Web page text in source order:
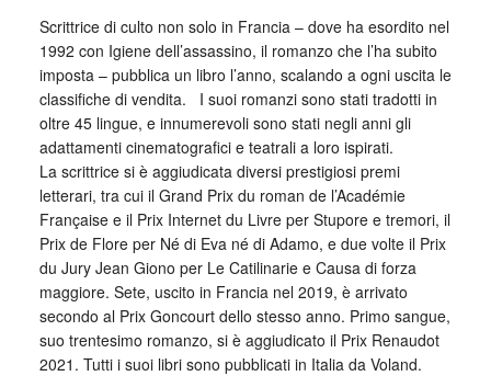
Scrittrice di culto non solo in Francia – dove ha esordito nel
1992 con Igiene dell’assassino, il romanzo che l’ha subito
imposta – pubblica un libro l’anno, scalando a ogni uscita le
classifiche di vendita. I suoi romanzi sono stati tradotti in
oltre 45 lingue, e innumerevoli sono stati negli anni gli
adattamenti cinematografici e teatrali a loro ispirati.
La scrittrice si è aggiudicata diversi prestigiosi premi
letterari, tra cui il Grand Prix du roman de l’Académie
Française e il Prix Internet du Livre per Stupore e tremori, il
Prix de Flore per Né di Eva né di Adamo, e due volte il Prix
du Jury Jean Giono per Le Catilinarie e Causa di forza
maggiore. Sete, uscito in Francia nel 2019, è arrivato
secondo al Prix Goncourt dello stesso anno. Primo sangue,
suo trentesimo romanzo, si è aggiudicato il Prix Renaudot
2021. Tutti i suoi libri sono pubblicati in Italia da Voland.